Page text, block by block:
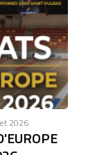
2026